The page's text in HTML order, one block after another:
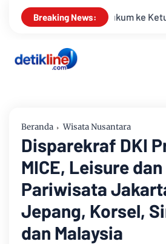
Breaking News:
KOMJAK Meski Permohonan
Beranda Wisata Nusantara
Disparekraf DKI
MICE, Leisure
Pariwisata
Jepang, Korsel,
dan Malaysia